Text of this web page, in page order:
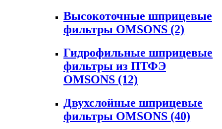
Высокоточные шприцевые
фильтры OMSONS (2)
Гидрофильные шприцевые
фильтры из ПТФЭ
OMSONS (12)
Двухслойные шприцевые
фильтры OMSONS (40)